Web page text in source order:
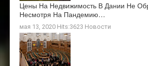
Цены На Недвижимость В Дании Не
Несмотря На Пандемию…
мая 13, 2020 Hits:3623 Новости